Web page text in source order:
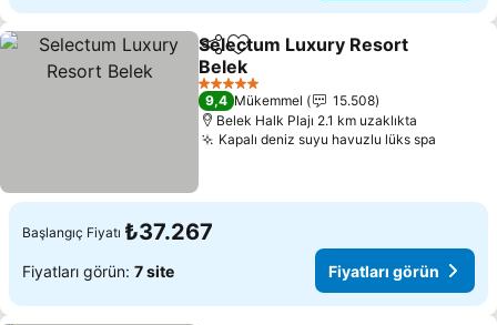
PaylaşFavorilerime ekle
Selectum Luxury Resort
Belek
Fiyatları görün
5 Yıldız
9,4 Mükemmel
15.508
Belek Halk Plajı 2.1 km uzaklıkta
Kapalı deniz suyu havuzlu lüks spa
Başlangıç Fiyatı ₺37.267
Fiyatları görün: 7 site Fiyatları görün